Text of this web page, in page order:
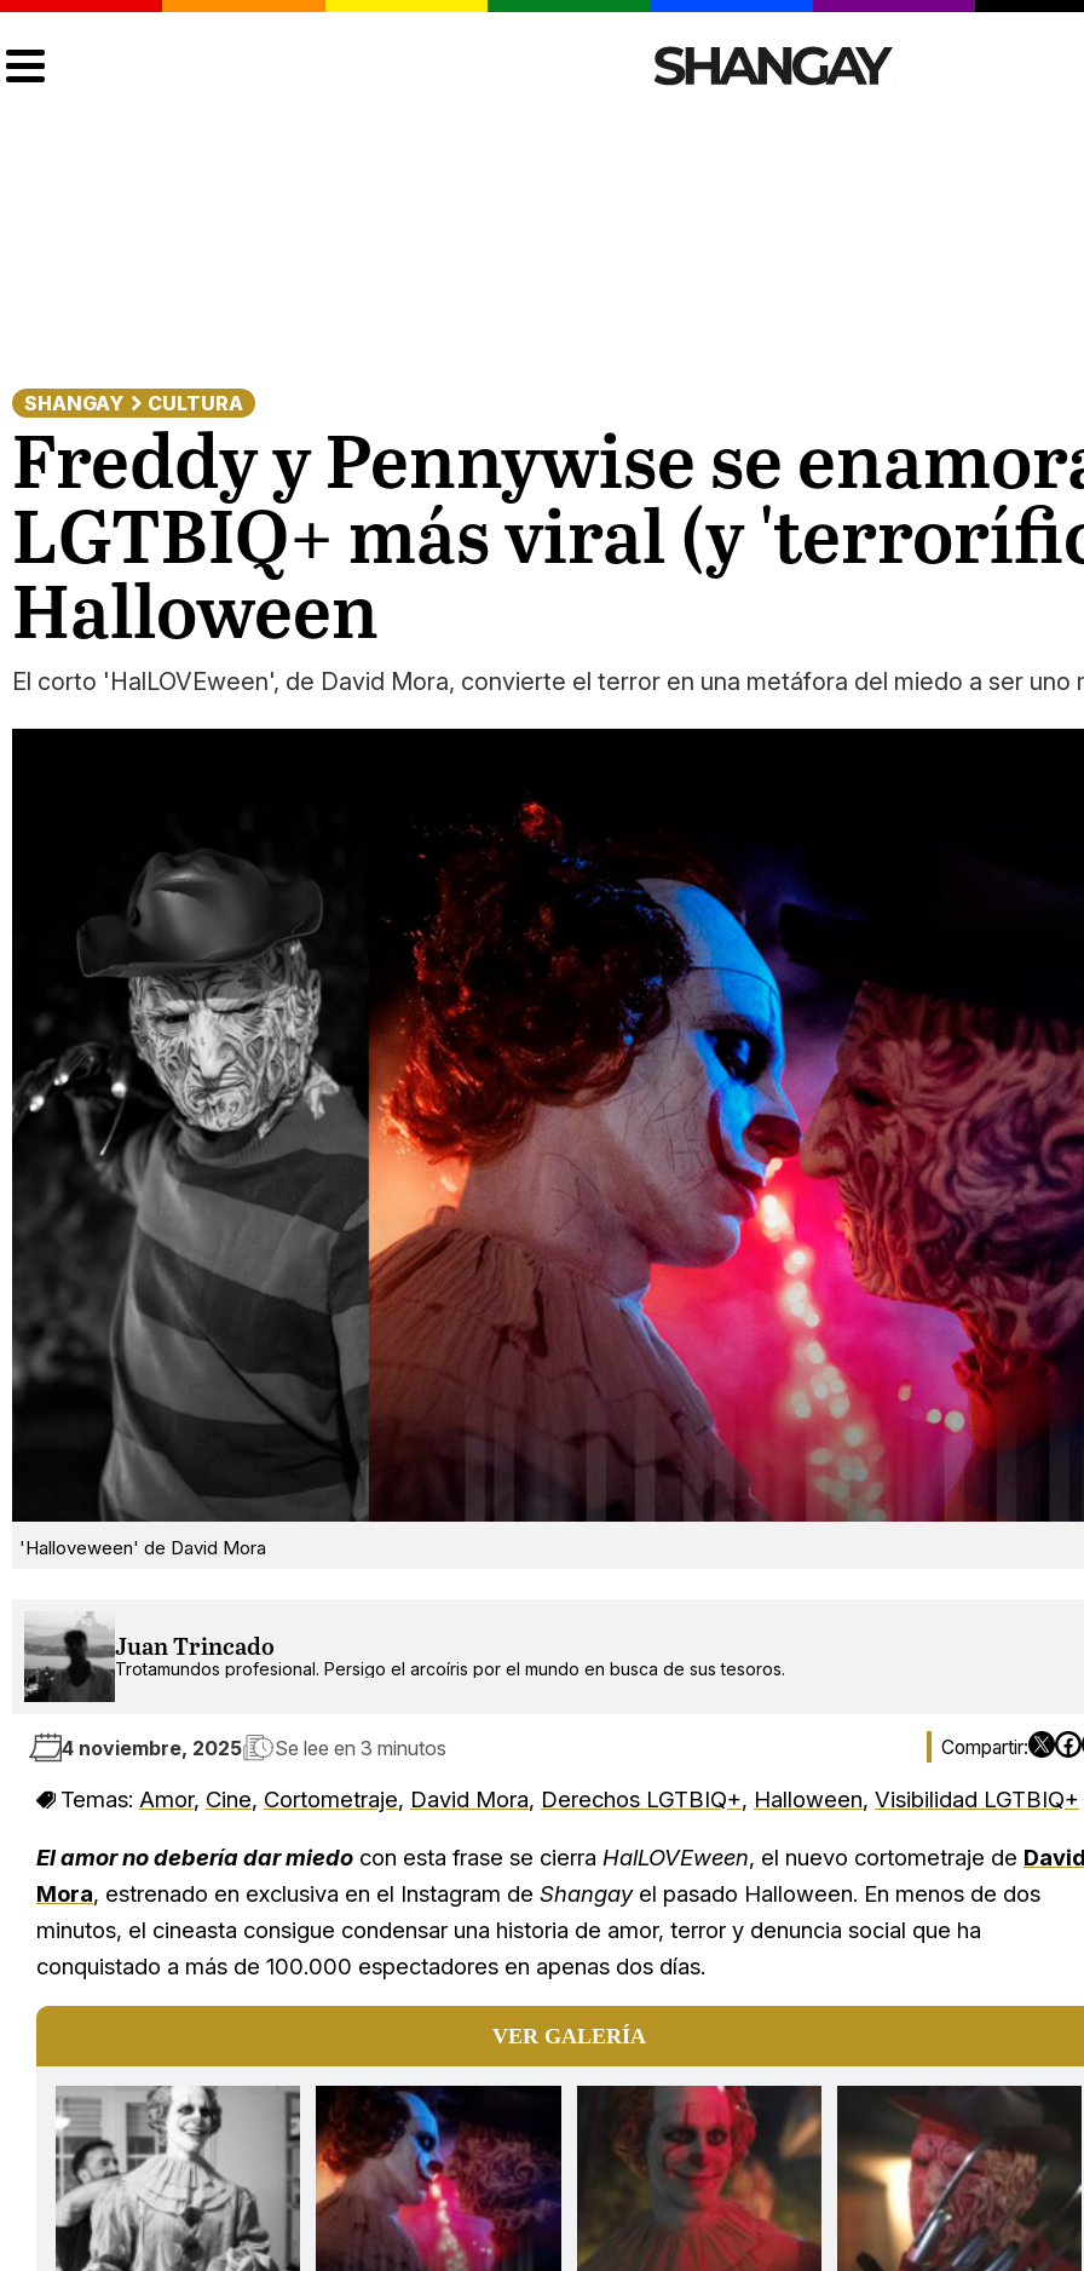
SHANGAY CULTURA
Freddy y Pennywise se
LGTBIQ+ más viral (y
Halloween
El corto 'HalLOVEween', de David Mora, convierte el terror en una metáfora del miedo a ser uno
'Halloveween' de David Mora
Juan Trincado
Trotamundos profesional. Persigo el arcoíris por el mundo en busca de sus tesoros.
4 noviembre, 2025 Se lee en 3 minutos
Temas: Amor, Cine, Cortometraje, David Mora, Derechos LGTBIQ+, Halloween, Visibilidad LGTBIQ+
El amor no debería dar miedo con esta frase se cierra HalLOVEween, el nuevo cortometraje de
Mora, estrenado en exclusiva en el Instagram de Shangayel pasado Halloween. En menos de dos
minutos, el cineasta consigue condensar una historia de amor, terror y denuncia social que ha
conquistado a más de 100.000 espectadores en apenas dos días.
VER GALERÍA